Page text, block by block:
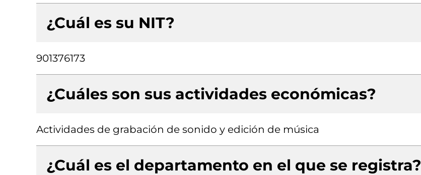
¿Cuál es su NIT?
901376173
¿Cuáles son sus actividades económicas?
Actividades de grabación de sonido y edición de música
¿Cuál es el departamento en el que se registra?